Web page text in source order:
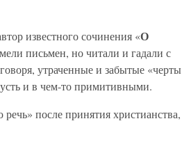
известного сочинения «О
письмен, но читали и гадали с
утраченные и забытые «черты
и в чем-то примитивными.
после принятия христианства,